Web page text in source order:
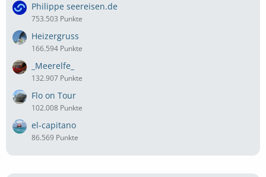
Philippe seereisen.de
753.503 Punkte
Heizergruss
166.594 Punkte
_Meerelfe_
132.907 Punkte
Flo on Tour
102.008 Punkte
el-capitano
86.569 Punkte